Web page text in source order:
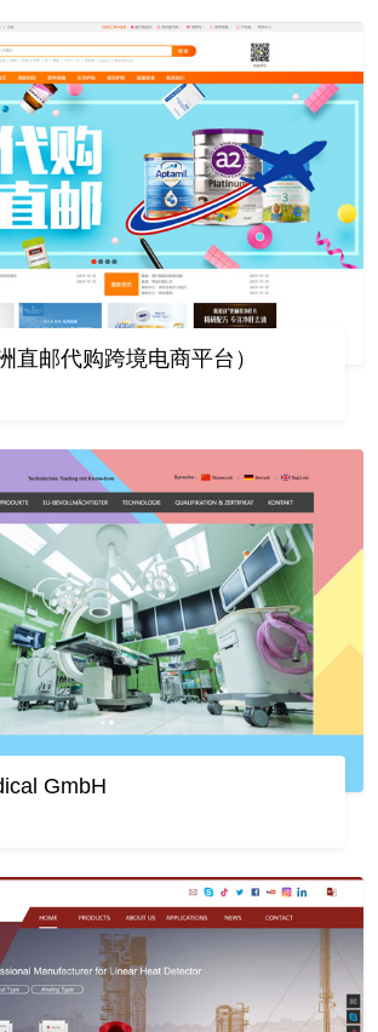
直邮代购跨境电商平台）
GmbH